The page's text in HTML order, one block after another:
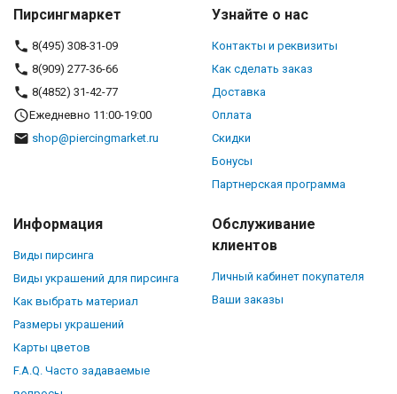
Пирсингмаркет
8(495) 308-31-09
8(909) 277-36-66
8(4852) 31-42-77
Ежедневно 11:00-19:00
shop@piercingmarket.ru
Узнайте о нас
Контакты и реквизиты
Как сделать заказ
Доставка
Оплата
Скидки
Бонусы
Партнерская программа
Информация
Виды пирсинга
Виды украшений для пирсинга
Как выбрать материал
Размеры украшений
Карты цветов
F.A.Q. Часто задаваемые
Обслуживание
клиентов
Личный кабинет покупателя
Ваши заказы